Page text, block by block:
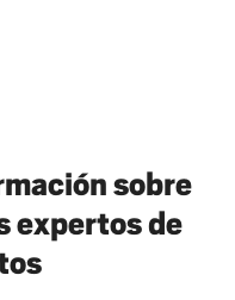
sobre
expertos de